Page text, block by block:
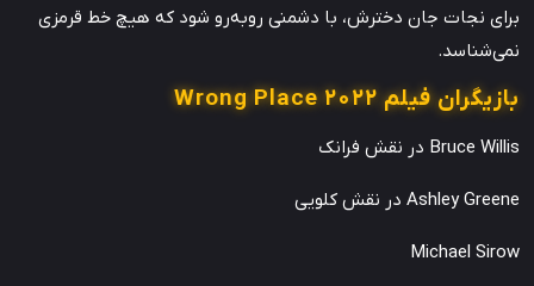
برای نجات جان دخترش، با دشمنی روبه‌رو شود که هیچ خط قرمزی
نمی‌شناسد.
بازیگران فیلم 2022 Wrong Place
Bruce Willis در نقش فرانک
Ashley Greene در نقش کلویی
Michael Sirow